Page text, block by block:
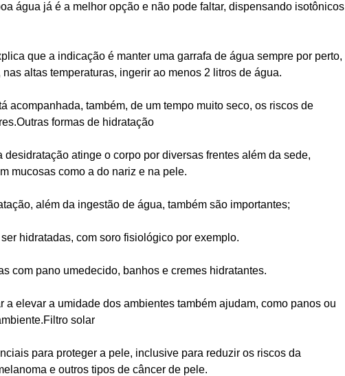
água já é a melhor opção e não pode faltar, dispensando isotônicos
que a indicação é manter uma garrafa de água sempre por perto,
altas temperaturas, ingerir ao menos 2 litros de água.
acompanhada, também, de um tempo muito seco, os riscos de
formas de hidratação
desidratação atinge o corpo por diversas frentes além da sede,
mucosas como a do nariz e na pele.
além da ingestão de água, também são importantes;
hidratadas, com soro fisiológico por exemplo.
com pano umedecido, banhos e cremes hidratantes.
a elevar a umidade dos ambientes também ajudam, como panos ou
solar
para proteger a pele, inclusive para reduzir os riscos da
e outros tipos de câncer de pele.